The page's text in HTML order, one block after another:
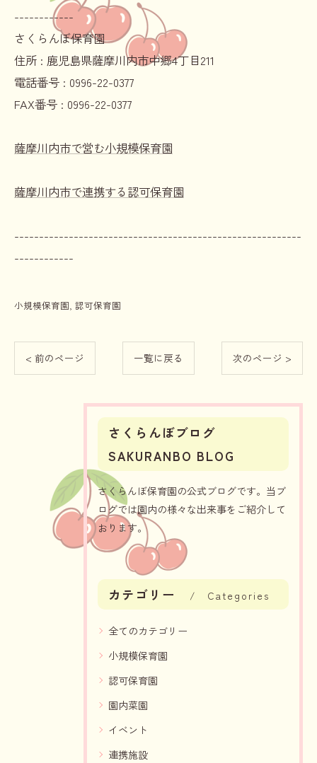
------------
さくらんぼ保育園
住所 : 鹿児島県薩摩川内市中郷4丁目211
電話番号 : 0996-22-0377
FAX番号 : 0996-22-0377
薩摩川内市で営む小規模保育園
薩摩川内市で連携する認可保育園
----------------------------------------------------------
------------
小規模保育園 認可保育園
< 前のページ 一覧に戻る 次のページ >
さくらんぼブログ
SAKURANBO BLOG
さくらんぼ保育園の公式ブログです。当ブ
ログでは園内の様々な出来事をご紹介して
おります。
カテゴリー Categories
全てのカテゴリー
小規模保育園
認可保育園
園内菜園
イベント
連携施設